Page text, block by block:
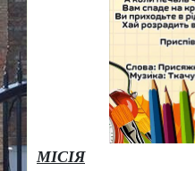
МІСІЯ